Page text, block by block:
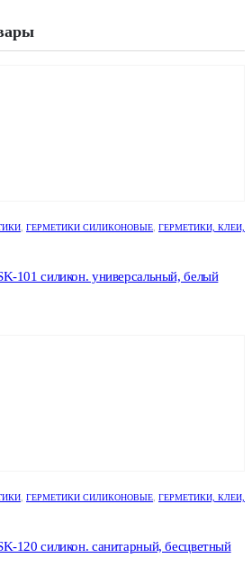
, ГЕРМЕТИКИ СИЛИКОНОВЫЕ, ГЕРМЕТИКИ, КЛЕИ,
101 силикон. универсальный, белый
, ГЕРМЕТИКИ СИЛИКОНОВЫЕ, ГЕРМЕТИКИ, КЛЕИ,
120 силикон. санитарный, бесцветный